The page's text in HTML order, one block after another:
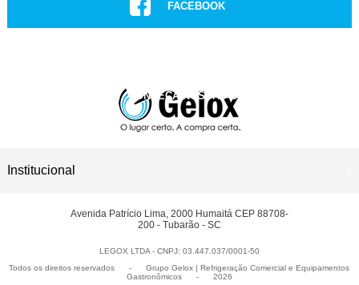
FACEBOOK
CONHEÇA NOSSAS LOJAS
Institucional
Avenida Patrício Lima, 2000 Humaitá CEP 88708-
200 - Tubarão - SC
LEGOX LTDA - CNPJ: 03.447.037/0001-50
Todos os direitos reservados
-
Grupo Gelox | Refrigeração Comercial e Equipamentos
Gastronômicos
- 2026